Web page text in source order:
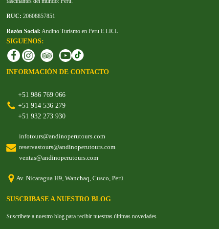
RUC: 20608857851
Razón Social: Andino Turísmo en Peru E.I.R.L
SIGUENOS:
INFORMACIÓN DE CONTACTO
+51 986 769 066
+51 914 536 279
+51 932 273 930
infotours@andinoperutours.com
reservastours@andinoperutours.com
ventas@andinoperutours.com
Av. Nicaragua H9, Wanchaq, Cusco, Perú
SUSCRIBASE A NUESTRO BLOG
Suscríbete a nuestro blog para recibir nuestras últimas novedades